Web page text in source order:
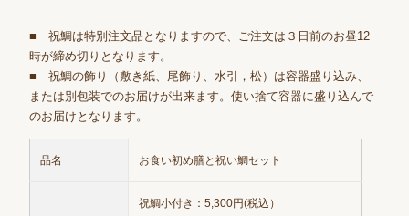
■ 祝鯛は特別注文品となりますので、ご注文は３日前のお昼12
時が締め切りとなります。
■ 祝鯛の飾り（敷き紙、尾飾り、水引，松）は容器盛り込み、
または別包装でのお届けが出来ます。使い捨て容器に盛り込んで
のお届けとなります。
品名 お食い初め膳と祝い鯛セット
祝鯛小付き：5,300円(税込）